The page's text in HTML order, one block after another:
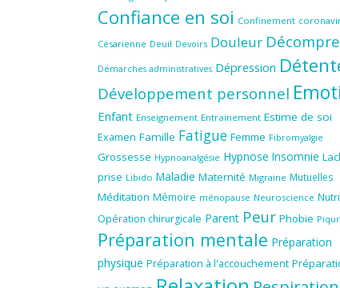
Confiance en soi Confinement
Césarienne Deuil Devoirs Douleur
Démarches administratives Dépression
Développement personnel
Enfant Enseignement Entrainement Estime de soi
Examen Famille Fatigue Femme Fibromyalgie
Grossesse Hypnoanalgésie Hypnose Insomnie
prise Libido Maladie Maternité Migraine Mutuelles
Méditation Mémoire ménopause Neuroscience
Opération chirurgicale Parent Peur Phobie
Préparation mentale Préparation
physique Préparation à l'accouchement